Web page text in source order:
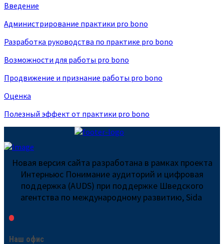
Введение
Администрирование практики pro bono
Разработка руководства по практике pro bono
Возможности для работы pro bono
Продвижение и признание работы pro bono
Оценка
Полезный эффект от практики pro bono
Новая версия сайта разработана в рамках проекта
Интерньюс Понимание аудиторий и цифровая
поддержка (AUDS) при поддержке Шведского
агентства по международному развитию, Sida
Наш офис